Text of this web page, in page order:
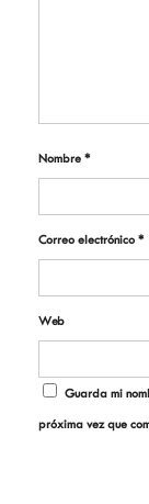
Nombre *
Correo electrónico *
Web
Guarda mi
próxima vez que